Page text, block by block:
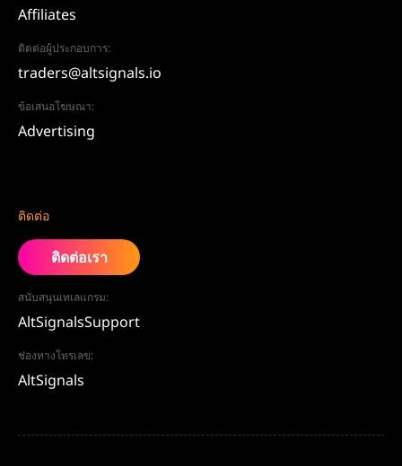
Affiliates
ติดต่อผู้ประกอบการ:
traders@altsignals.io
ข้อเสนอโฆษณา:
Advertising
ติดต่อ
ติดต่อเรา
สนับสนุนเทเลแกรม:
AltSignalsSupport
ช่องทางโทรเลข:
AltSignals